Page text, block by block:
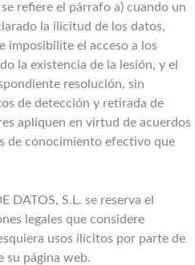
refiere el párrafo a) cuando un
la ilicitud de los datos,
imposibilite el acceso a los
la existencia de la lesión, y el
resolución, sin
de detección y retirada de
apliquen en virtud de acuerdos
de conocimiento efectivo que
DATOS, S.L. se reserva el
legales que considere
usos ilícitos por parte de
su página web.